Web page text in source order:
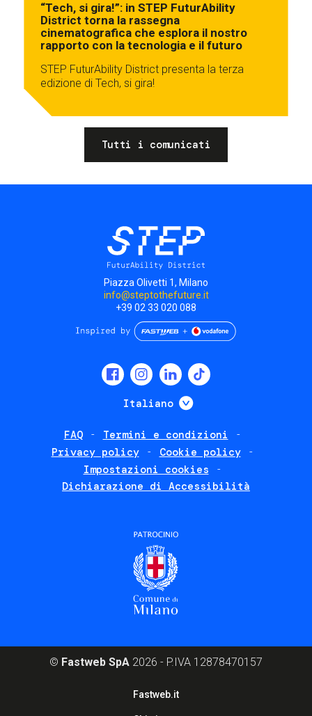
“Tech, si gira!”: in STEP FuturAbility
District torna la rassegna
cinematografica che esplora il nostro
rapporto con la tecnologia e il futuro
STEP FuturAbility District presenta la terza
edizione di Tech, si gira!
Tutti i comunicati
Piazza Olivetti 1, Milano
info@steptothefuture.it
+39 02 33 020 088
Italiano Mostra ulteriori
FAQ
Termini e condizioni
Privacy policy
Cookie policy
Impostazioni cookies
Dichiarazione di Accessibilità
© Fastweb SpA 2026 - P.IVA 12878470157
Fastweb.it